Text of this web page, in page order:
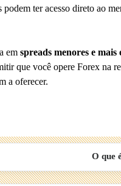
ter acesso direto ao
em spreads menores e mais
que você opere Forex na
a oferecer.
O que